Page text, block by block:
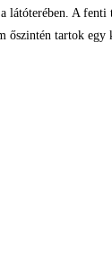
látóterében. A
őszintén tartok egy